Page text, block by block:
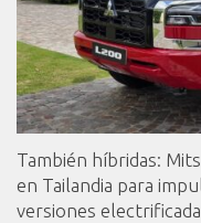
También híbridas:
en Tailandia para
versiones